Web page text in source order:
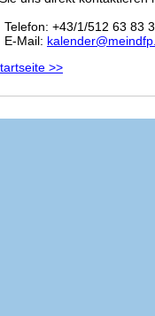
Telefon: +43/1/512 63 83
E-Mail:
>>